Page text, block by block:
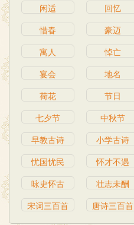
闲适
回忆
惜春
豪迈
寓人
悼亡
宴会
地名
荷花
节日
七夕节
中秋节
早教古诗
小学古诗
忧国忧民
怀才不遇
咏史怀古
壮志未酬
宋词三百首
唐诗三百首